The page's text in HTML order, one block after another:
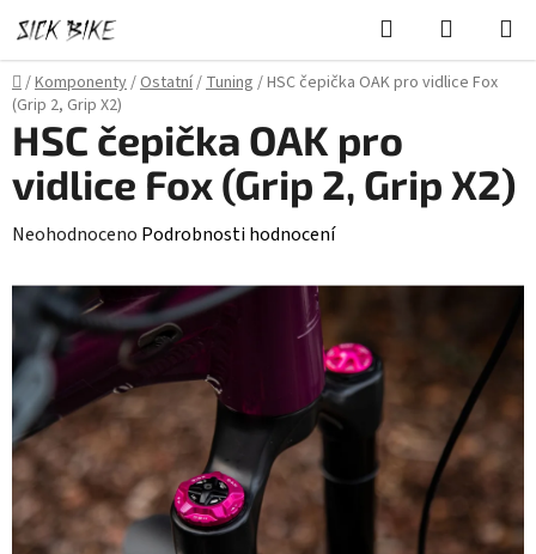
na
obsah
Hledat
KOŠÍK
Domů
/Komponenty/Ostatní/Tuning /HSC čepička OAK pro vidlice Fox
(Grip 2, Grip X2)
HSC čepička OAK pro
vidlice Fox (Grip 2, Grip X2)
Průměrné
produktu
je
0,0
5
hvězdiček.
Neohodnoceno Podrobnosti hodnocení